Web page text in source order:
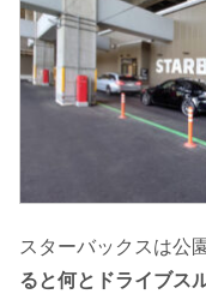
スターバックスは公
ると何とドライブス